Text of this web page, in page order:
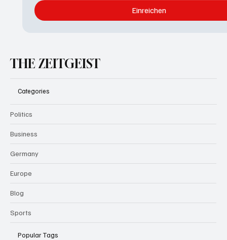
Einreichen
THE ZEITGEIST
Categories
Politics
Business
Germany
Europe
Blog
Sports
Popular Tags